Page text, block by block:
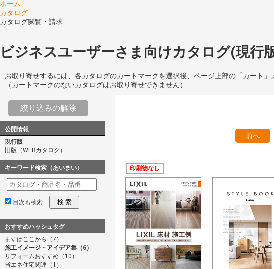
ホーム
カタログ
カタログ閲覧・請求
ビジネスユーザーさま向けカタログ(現行
お取り寄せするには、各カタログのカートマークを選択後、ページ上部の「カート」
（カートマークのないカタログはお取り寄せできません）
絞り込みの解除
公開情報
現行版
旧版（WEBカタログ）
キーワード検索（あいまい）
目次も検索 検 索
おすすめハッシュタグ
まずはここから（7）
施工イメージ・アイデア集（6）
リフォームおすすめ（10）
省エネ住宅関連（1）
前へ
印刷物なし